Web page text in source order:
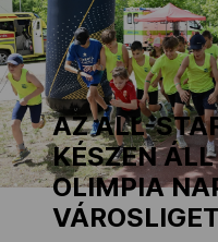
Dakar 2026
Los Angeles
MOB
AZ ALL-
KÉSZEN
OLIMPIA